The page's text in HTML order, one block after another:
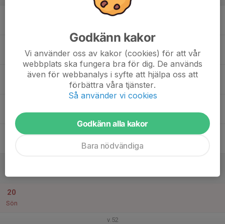
20
Sön
v.52
Godkänn kakor
Vi använder oss av kakor (cookies) för att vår
webbplats ska fungera bra för dig. De används
även för webbanalys i syfte att hjälpa oss att
förbättra våra tjänster.
Så använder vi cookies
Godkänn alla kakor
Bara nödvändiga